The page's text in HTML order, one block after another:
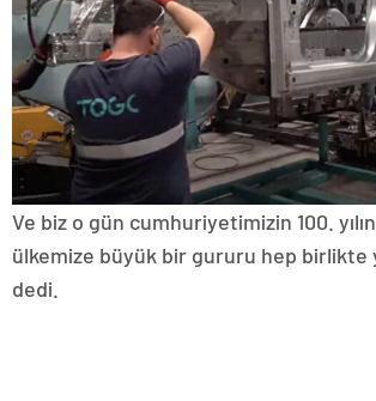
Ve biz o gün cumhuriyetimizin 100.
ülkemize büyük bir gururu hep birlikte
dedi.